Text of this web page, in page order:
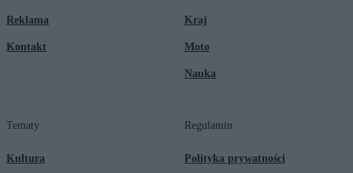
Reklama
Kontakt
Kraj
Moto
Nauka
Tematy
Kultura
Regulamin
Polityka prywatności